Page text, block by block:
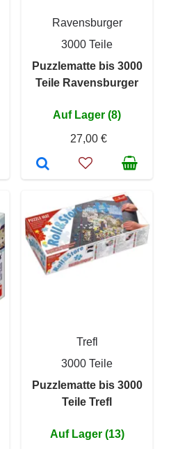
Ravensburger
3000 Teile
Puzzlematte bis 3000
Teile Ravensburger
Auf Lager (8)
27,00 €
Trefl
3000 Teile
Puzzlematte bis 3000
Teile Trefl
Auf Lager (13)